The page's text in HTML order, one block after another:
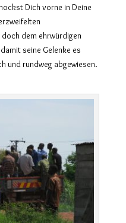
Dich vorne in Deine
dem ehrwürdigen
seine Gelenke es
und rundweg abgewiesen.